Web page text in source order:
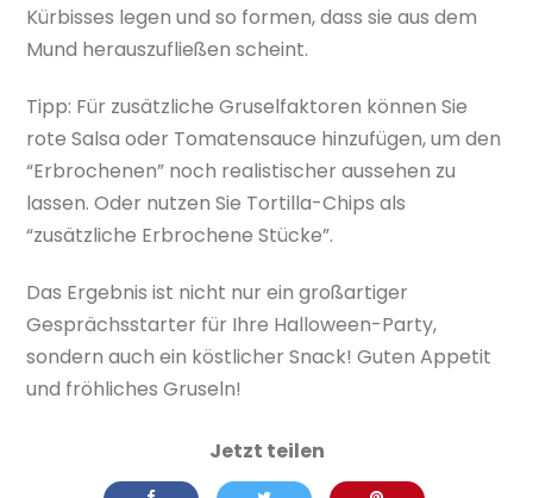
Kürbisses legen und so formen, dass sie aus dem
Mund herauszufließen scheint.
Tipp: Für zusätzliche Gruselfaktoren können Sie
rote Salsa oder Tomatensauce hinzufügen, um den
“Erbrochenen” noch realistischer aussehen zu
lassen. Oder nutzen Sie Tortilla-Chips als
“zusätzliche Erbrochene Stücke”.
Das Ergebnis ist nicht nur ein großartiger
Gesprächsstarter für Ihre Halloween-Party,
sondern auch ein köstlicher Snack! Guten Appetit
und fröhliches Gruseln!